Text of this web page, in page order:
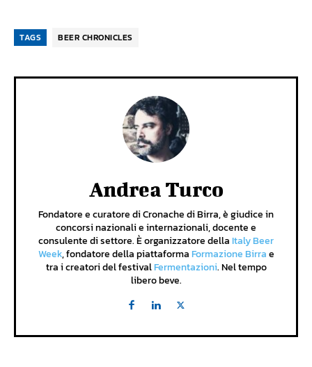
TAGS BEER CHRONICLES
Andrea Turco
Fondatore e curatore di Cronache di Birra, è giudice in
concorsi nazionali e internazionali, docente e
consulente di settore. È organizzatore della Italy Beer
Week, fondatore della piattaforma Formazione Birrae
tra i creatori del festivalFermentazioni. Nel tempo
libero beve.